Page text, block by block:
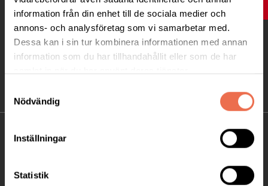
information från din enhet till de sociala medier och
annons- och analysföretag som vi samarbetar med.
Dessa kan i sin tur kombinera informationen med annan
information som du har tillhandahållit eller som de har
Nödvändig
Inställningar
Statistik
KONTAKT
Ågatan 12 C, 172 62 Sundbyberg